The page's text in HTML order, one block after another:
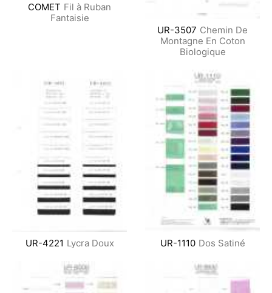
COMET Fil à Ruban
Fantaisie
UR-3507 Chemin De
Montagne En Coton
Biologique
UR-4221 Lycra Doux UR-1110 Dos Satiné